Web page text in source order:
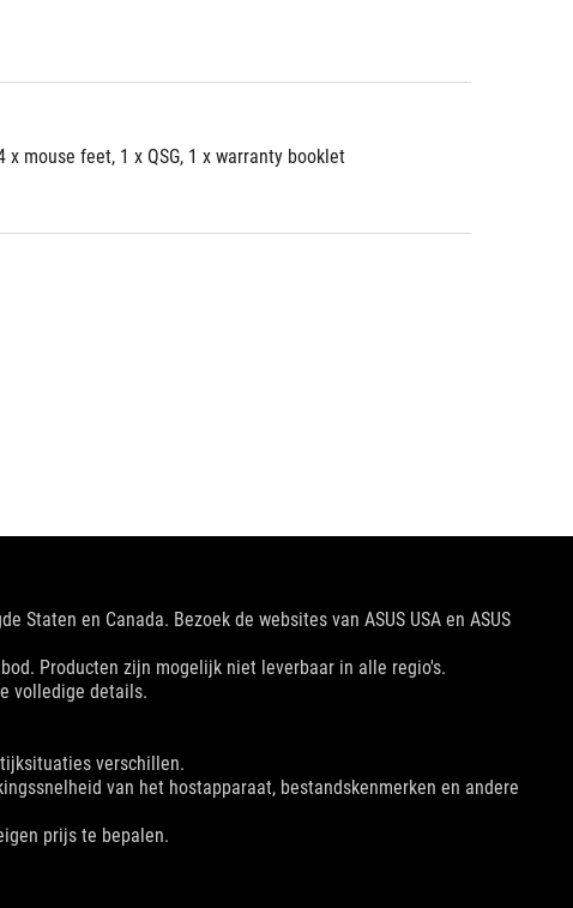
x mouse feet, 1 x QSG, 1 x warranty booklet
en Canada. Bezoek de websites van ASUS USA en ASUS
Producten zijn mogelijk niet leverbaar in alle regio's.
volledige details.
verschillen.
van het hostapparaat, bestandskenmerken en andere
prijs te bepalen.